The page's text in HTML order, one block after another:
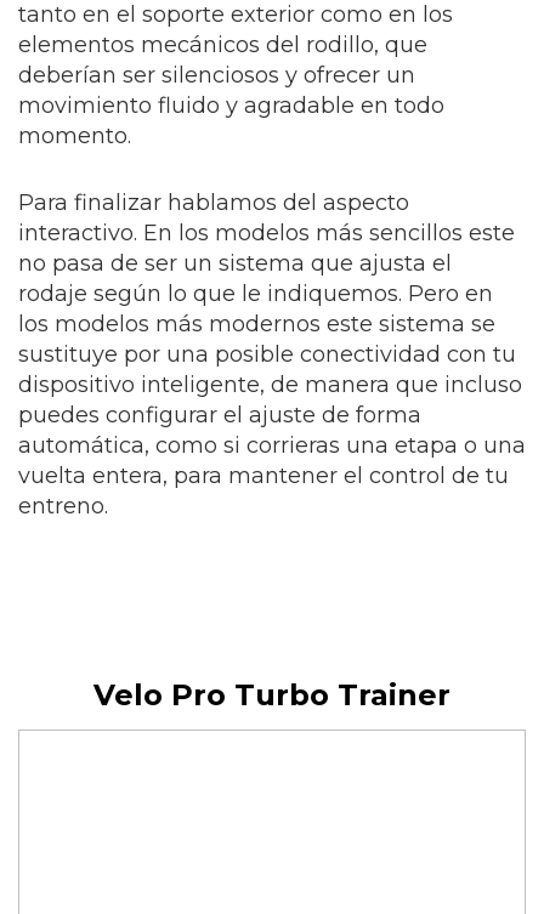
tanto en el soporte exterior como en los
elementos mecánicos del rodillo, que
deberían ser silenciosos y ofrecer un
movimiento fluido y agradable en todo
momento.
Para finalizar hablamos del aspecto
interactivo. En los modelos más sencillos este
no pasa de ser un sistema que ajusta el
rodaje según lo que le indiquemos. Pero en
los modelos más modernos este sistema se
sustituye por una posible conectividad con tu
dispositivo inteligente, de manera que incluso
puedes configurar el ajuste de forma
automática, como si corrieras una etapa o una
vuelta entera, para mantener el control de tu
entreno.
Velo Pro Turbo Trainer